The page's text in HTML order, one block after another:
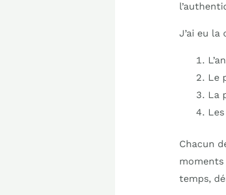
J’ai eu la
Le
La
Chacun
moments
temps,